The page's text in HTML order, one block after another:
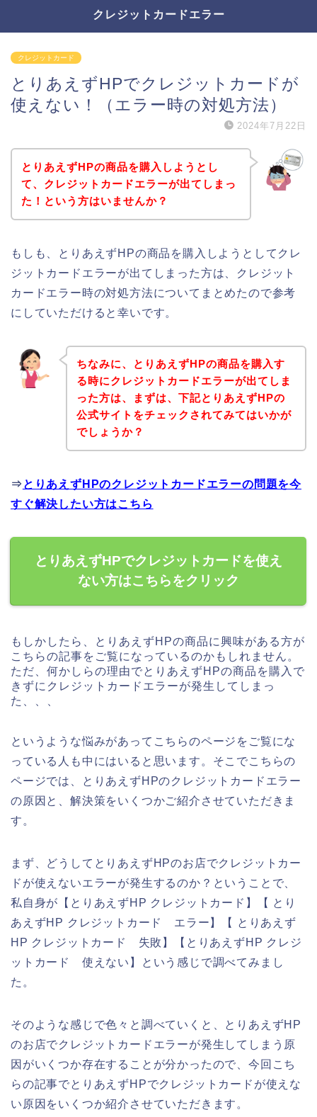
クレジットカードエラー
クレジットカード
とりあえずHPでクレジットカードが
使えない！（エラー時の対処方法）
2024年7月22日
とりあえずHPの商品を購入しようとし
て、クレジットカードエラーが出てしまっ
た！という方はいませんか？
もしも、とりあえずHPの商品を購入しようとしてクレ
ジットカードエラーが出てしまった方は、クレジット
カードエラー時の対処方法についてまとめたので参考
にしていただけると幸いです。
ちなみに、とりあえずHPの商品を購入す
る時にクレジットカードエラーが出てしま
った方は、まずは、下記とりあえずHPの
公式サイトをチェックされてみてはいかが
でしょうか？
⇒ とりあえずHPのクレジットカードエラーの問題を今
すぐ解決したい方はこちら
とりあえずHPでクレジットカードを使え
ない方はこちらをクリック
もしかしたら、とりあえずHPの商品に興味がある方が
こちらの記事をご覧になっているのかもしれません。
ただ、何かしらの理由でとりあえずHPの商品を購入で
きずにクレジットカードエラーが発生してしまっ
た、、、
というような悩みがあってこちらのページをご覧にな
っている人も中にはいると思います。そこでこちらの
ページでは、とりあえずHPのクレジットカードエラー
の原因と、解決策をいくつかご紹介させていただきま
す。
まず、どうしてとりあえずHPのお店でクレジットカー
ドが使えないエラーが発生するのか？ということで、
私自身が【とりあえずHP クレジットカード】【 とり
あえずHP クレジットカード エラー】【 とりあえず
HP クレジットカード 失敗】【とりあえずHP クレジ
ットカード 使えない】という感じで調べてみまし
た。
そのような感じで色々と調べていくと、とりあえずHP
のお店でクレジットカードエラーが発生してしまう原
因がいくつか存在することが分かったので、今回こち
らの記事でとりあえずHPでクレジットカードが使えな
い原因をいくつか紹介させていただきます。